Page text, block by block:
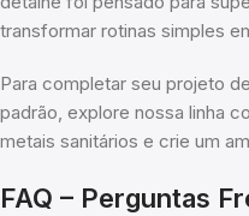
transformar rotinas simples
Para completar seu projeto
padrão, explore nossa linha
metais sanitários e crie um
FAQ – Perguntas